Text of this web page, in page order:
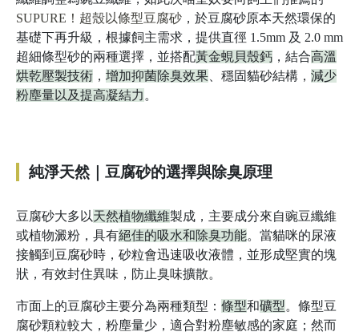
SUPURE！超殼以條型豆腐砂 ，於豆腐砂原本天然環保的
基礎下再升級，根據飼主需求，提供直徑 1.5mm 及 2.0 mm
超細條型砂的兩種選擇，並搭配黃金蜆貝殼鈣 ，結合高溫
烘乾壓製技術 ， 增加抑菌除臭效果 、穩固貓砂結構， 減少
粉塵量以及提高凝結力 。
純淨天然｜豆腐砂的選擇與除臭原理
豆腐砂大多以天然植物纖維製成，主要成分來自豌豆纖維
或植物澱粉，具有絕佳的吸水和除臭功能。當貓咪的尿液
接觸到豆腐砂時，砂粒會迅速吸收液體，並形成堅實的塊
狀，有效封住異味，防止臭味擴散。
市面上的豆腐砂主要分為兩種類型： 條型和礦型。條型豆
腐砂顆粒較大，粉塵量少，適合對粉塵敏感的家庭；然而